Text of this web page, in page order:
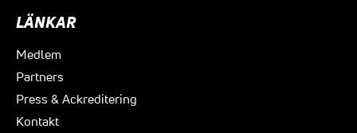
LÄNKAR
Medlem
Partners
Press & Ackreditering
Kontakt